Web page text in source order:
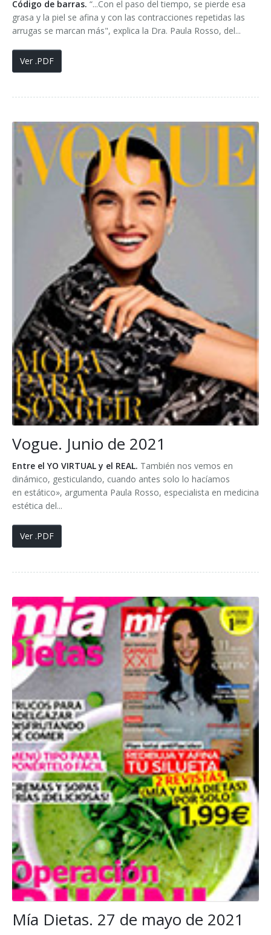
Código de barras. “...Con el paso del tiempo, se pierde esa
grasa y la piel se afina y con las contracciones repetidas las
arrugas se marcan más", explica la Dra. Paula Rosso, del...
Ver .PDF
Vogue. Junio de 2021
Entre el YO VIRTUAL y el REAL. También nos vemos en
dinámico, gesticulando, cuando antes solo lo hacíamos
en estático», argumenta Paula Rosso, especialista en medicina
estética del...
Ver .PDF
Mía Dietas. 27 de mayo de 2021